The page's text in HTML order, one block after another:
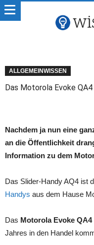
ALLGEMEINWISSEN
Das Motorola Evoke QA4
Nachdem ja nun eine
an die Öffentlichkeit
Information zu dem
Das Slider-Handy AQ4 ist
Handys aus dem Hause
Das Motorola Evoke QA4
Jahres in den Handel